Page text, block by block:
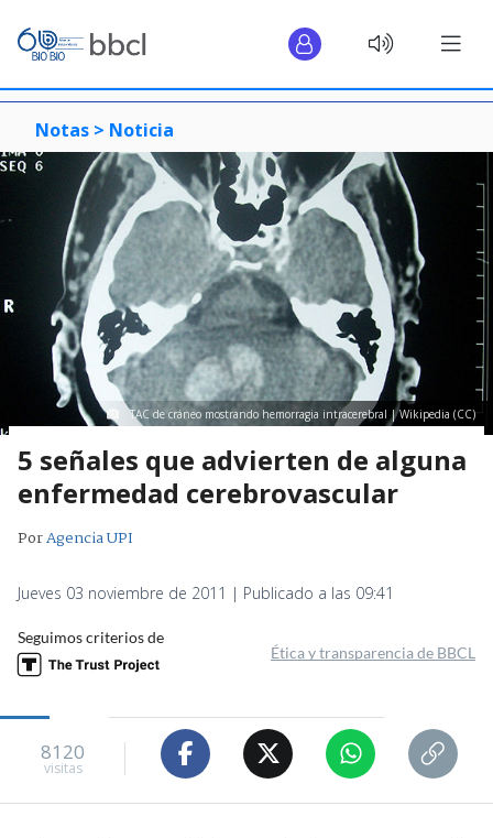
Notas > Noticia
TAC de cráneo mostrando hemorragia intracerebral | Wikipedia (CC)
5 señales que advierten de alguna
enfermedad cerebrovascular
PorAgencia UPI
Jueves 03 noviembre de 2011 | Publicado a las 09:41
Seguimos criterios de
Ética y transparencia de BBCL
8120
visitas